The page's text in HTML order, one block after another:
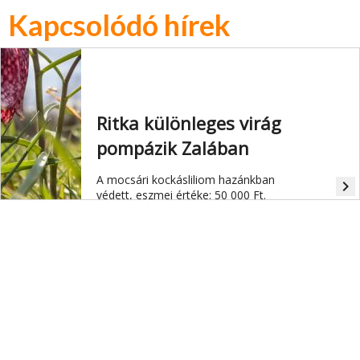
Kapcsolódó hírek
Ritka különleges virág
pompázik Zalában
A mocsári kockásliliom hazánkban
védett, eszmei értéke: 50 000 Ft.
navigate_next